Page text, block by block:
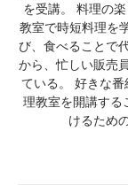
を受講。 料理の
教室で時短料理を
び、食べることで
から、忙しい販売
ている。 好きな
理教室を開講する
けるため